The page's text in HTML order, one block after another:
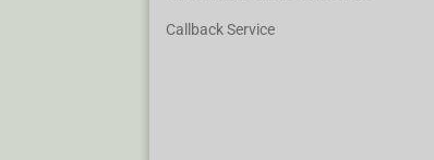
Callback Service